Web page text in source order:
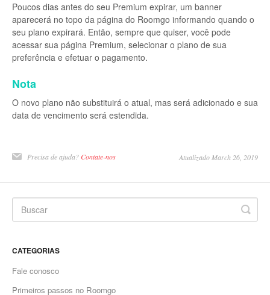
Poucos dias antes do seu Premium expirar, um banner
aparecerá no topo da página do Roomgo informando quando o
seu plano expirará. Então, sempre que quiser, você pode
acessar sua página Premium, selecionar o plano de sua
preferência e efetuar o pagamento.
Nota
O novo plano não substituirá o atual, mas será adicionado e sua
data de vencimento será estendida.
Precisa de ajuda? Contate-nos Atualizado March 26, 2019
CATEGORIAS
Fale conosco
Primeiros passos no Roomgo